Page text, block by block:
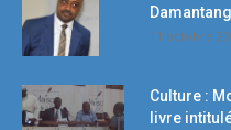
11 octobre
Culture :
livre intitulé